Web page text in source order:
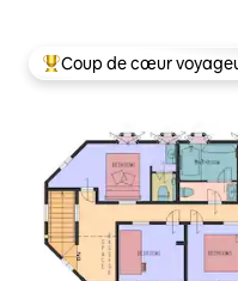
Coups de cœur
Coup de cœur